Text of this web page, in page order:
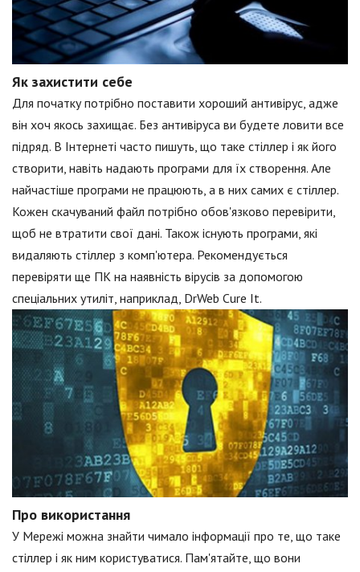
Як захистити себе
Для початку потрібно поставити хороший антивірус, адже
він хоч якось захищає. Без антивіруса ви будете ловити все
підряд. В Інтернеті часто пишуть, що таке стіллер і як його
створити, навіть надають програми для їх створення. Але
найчастіше програми не працюють, а в них самих є стіллер.
Кожен скачуваний файл потрібно обов'язково перевірити,
щоб не втратити свої дані. Також існують програми, які
видаляють стіллер з комп'ютера. Рекомендується
перевіряти ще ПК на наявність вірусів за допомогою
спеціальних утиліт, наприклад, DrWeb Cure It.
Про використання
У Мережі можна знайти чимало інформації про те, що таке
стіллер і як ним користуватися. Пам'ятайте, що вони